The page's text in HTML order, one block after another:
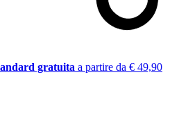
gratuita a partire da € 49,90